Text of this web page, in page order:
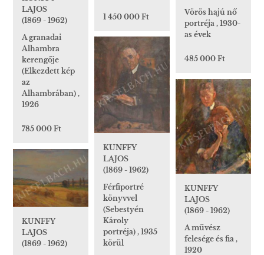
1 450 000 Ft
Vörös hajú nő
portréja , 1930-
as évek
485 000 Ft
LAJOS
(1869 - 1962)
A granadai
Alhambra
kerengője
(Elkezdett kép
az
Alhambrában) ,
1926
785 000 Ft
KUNFFY
LAJOS
(1869 - 1962)
Férfiportré
könyvvel
(Sebestyén
Károly
portréja) , 1935
körül
KUNFFY
LAJOS
(1869 - 1962)
A művész
felesége és fia ,
1920
KUNFFY
LAJOS
(1869 - 1962)